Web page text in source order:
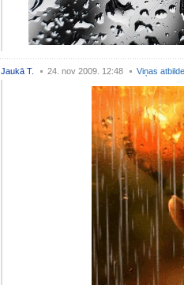
Jaukā T. 24. nov 2009. 12:48 Viņas